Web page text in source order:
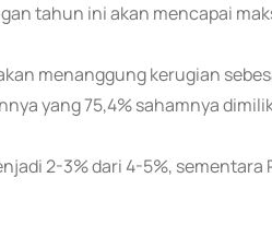
tahun ini akan mencapai
menanggung kerugian
yang 75,4% sahamnya
2-3% dari 4-5%, sementara